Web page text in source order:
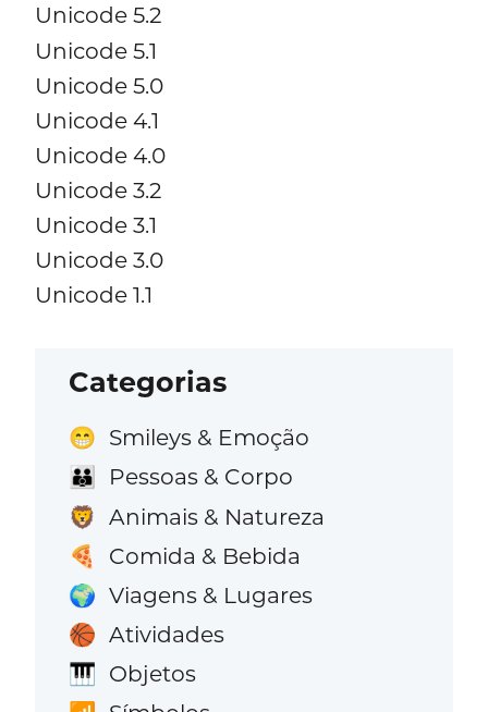
Unicode 5.2
Unicode 5.1
Unicode 5.0
Unicode 4.1
Unicode 4.0
Unicode 3.2
Unicode 3.1
Unicode 3.0
Unicode 1.1
Categorias
😁 Smileys & Emoção
👪 Pessoas & Corpo
🦁 Animais & Natureza
🍕 Comida & Bebida
🌍 Viagens & Lugares
🏀 Atividades
🎹 Objetos